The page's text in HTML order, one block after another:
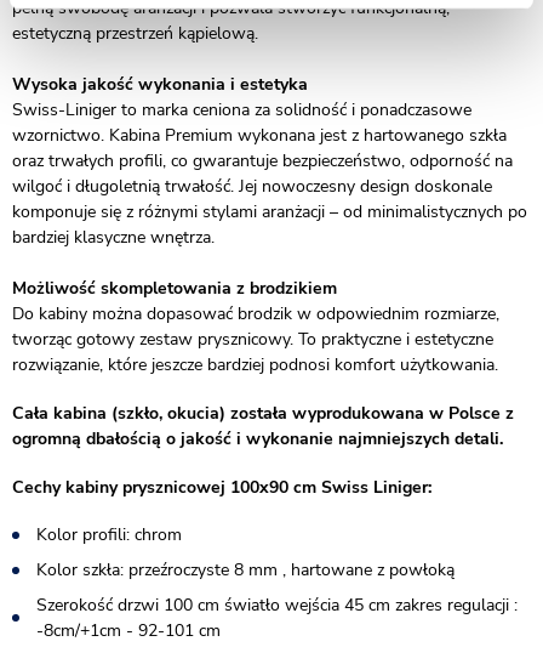
pełną swobodę aranżacji i pozwala stworzyć funkcjonalną,
estetyczną przestrzeń kąpielową.
Wysoka jakość wykonania i estetyka
Swiss-Liniger to marka ceniona za solidność i ponadczasowe
wzornictwo. Kabina Premium wykonana jest z hartowanego szkła
oraz trwałych profili, co gwarantuje bezpieczeństwo, odporność na
wilgoć i długoletnią trwałość. Jej nowoczesny design doskonale
komponuje się z różnymi stylami aranżacji – od minimalistycznych po
bardziej klasyczne wnętrza.
Możliwość skompletowania z brodzikiem
Do kabiny można dopasować brodzik w odpowiednim rozmiarze,
tworząc gotowy zestaw prysznicowy. To praktyczne i estetyczne
rozwiązanie, które jeszcze bardziej podnosi komfort użytkowania.
Cała kabina (szkło, okucia) została wyprodukowana w Polsce z
ogromną dbałością o jakość i wykonanie najmniejszych detali.
Cechy kabiny prysznicowej 100x90 cm Swiss Liniger:
Kolor profili: chrom
Kolor szkła: przeźroczyste 8 mm , hartowane z powłoką
Szerokość drzwi 100 cm światło wejścia 45 cm zakres regulacji :
-8cm/+1cm - 92-101 cm